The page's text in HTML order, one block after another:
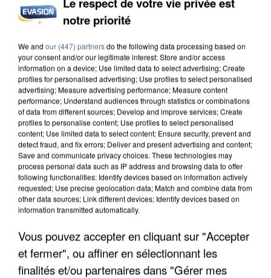
L’UN DES FONDATEURS SUPPOSÉS DE LA DZ
UN SECOND CADRE DE LA DZ MAFIA
INTERPELLÉ EN ALGÉRIE
notre priorité
We and our (447) partnersdo the following data processing based on
your consent and/or our legitimate interest: Store and/or access
information on a device; Use limited data to select advertising; Create
profiles for personalised advertising; Use profiles to select personalised
advertising; Measure advertising performance; Measure content
performance; Understand audiences through statistics or combinations
of data from different sources; Develop and improve services; Create
profiles to personalise content; Use profiles to select personalised
content; Use limited data to select content; Ensure security, prevent and
detect fraud, and fix errors; Deliver and present advertising and content;
Save and communicate privacy choices. These technologies may
process personal data such as IP address and browsing data to offer
following functionalities: Identify devices based on information actively
requested; Use precise geolocation data; Match and combine data from
other data sources; Link different devices; Identify devices based on
information transmitted automatically.
Vous pouvez accepter en cliquant sur "Accepter
et fermer", ou affiner en sélectionnant les
finalités et/ou partenaires dans "Gérer mes